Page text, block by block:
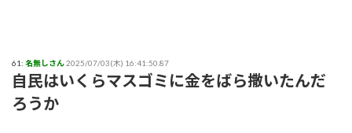
61: 名無しさん2025/07/03(木) 16:41:50.87
自民はいくらマスゴミに金をばら撒いたんだ
ろうか